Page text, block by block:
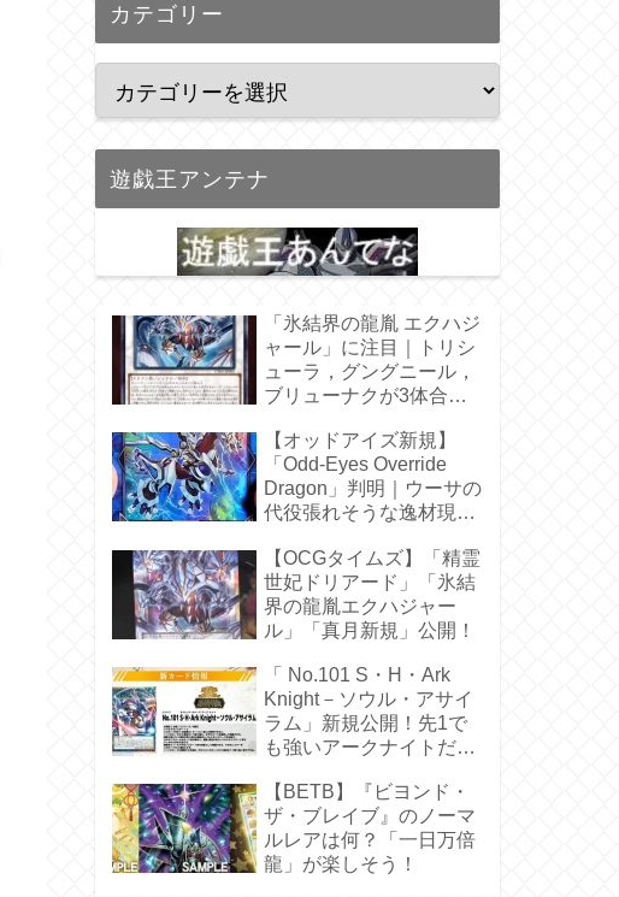
カテゴリー
遊戯王アンテナ
「氷結界の龍胤 エクハジ
ャール」に注目｜トリシ
ューラ，グングニール，
ブリューナクが3体合
【オッドアイズ新規】
「Odd-Eyes Override
Dragon」判明｜ウーサの
代役張れそうな逸材現
【OCGタイムズ】「精霊
世妃ドリアード」「氷結
界の龍胤エクハジャー
ル」「真月新規」公開！
「 No.101 S・H・Ark
Knight－ソウル・アサイ
ラム」新規公開！先1で
も強いアークナイトだ
【BETB】『ビヨンド・
ザ・ブレイブ』のノーマ
ルレアは何？「一日万倍
龍」が楽しそう！